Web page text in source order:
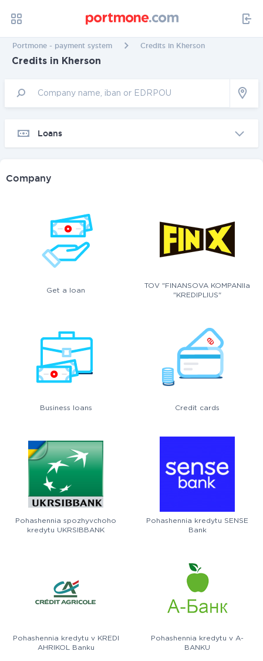
Portmone - payment system Credits in Kherson
Credits in Kherson
Loans
Company
Get a loan
TOV "FINANSOVA KOMPANIIa
"KREDIPLIUS"
Business loans Credit cards
Pohashennia spozhyvchoho
kredytu UKRSIBBANK
Pohashennia kredytu SENSE
Bank
Pohashennia kredytu v KREDI
AHRIKOL Banku
Pohashennia kredytu v A-
BANKU